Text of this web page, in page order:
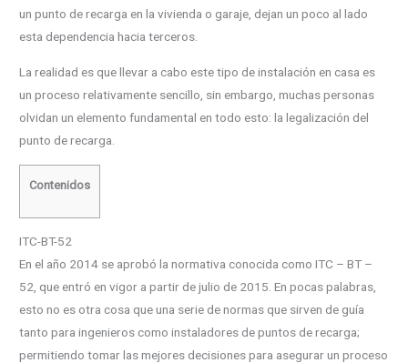
un punto de recarga en la vivienda o garaje, dejan un poco al lado
esta dependencia hacia terceros.
La realidad es que llevar a cabo este tipo de instalación en casa es
un proceso relativamente sencillo, sin embargo, muchas personas
olvidan un elemento fundamental en todo esto: la legalización del
punto de recarga.
Contenidos
ITC-BT-52
En el año 2014 se aprobó la normativa conocida como ITC – BT –
52, que entró en vigor a partir de julio de 2015. En pocas palabras,
esto no es otra cosa que una serie de normas que sirven de guía
tanto para ingenieros como instaladores de puntos de recarga;
permitiendo tomar las mejores decisiones para asegurar un proceso